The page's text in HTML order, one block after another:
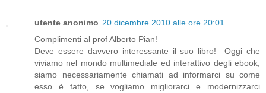
utente anonimo 20 dicembre 2010 alle ore 20:01
Complimenti al prof Alberto Pian!
Deve essere davvero interessante il suo libro! Oggi che
viviamo nel mondo multimediale ed interattivo degli ebook,
siamo necessariamente chiamati ad informarci su come
esso è fatto, se vogliamo migliorarci e modernizzarci